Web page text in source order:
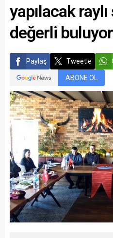
yapılacak
değerli
Paylaş Tweetle
ABONE OL